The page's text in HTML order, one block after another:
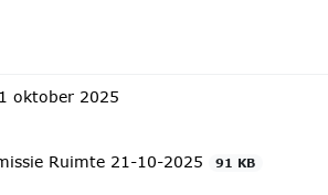
oktober 2025
Ruimte 21-10-2025
91 KB